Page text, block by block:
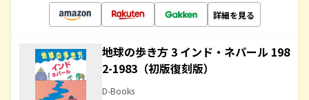
詳細を見る
地球の歩き方 3 インド・ネパール 198
2-1983（初版復刻版）
D-Books